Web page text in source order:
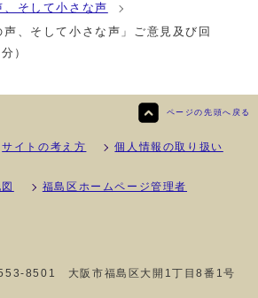
そして小さな声
声、そして小さな声」ご意見及び回
）
ページの先頭へ戻る
サイトの考え方 個人情報の取り扱い
福島区ホームページ管理者
8501 大阪市福島区大開1丁目8番1号